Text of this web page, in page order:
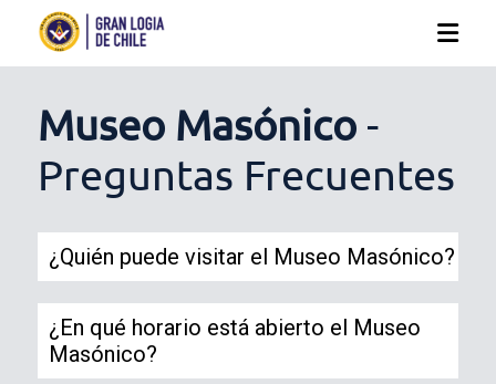
Museo Masónico-
Preguntas Frecuentes
¿Quién puede visitar el Museo Masónico?
¿En qué horario está abierto el Museo
Masónico?